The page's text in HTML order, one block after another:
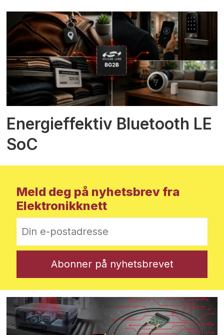
Energieffektiv Bluetooth LE
SoC
Meld deg på nyhetsbrev fra
Elektronikknett